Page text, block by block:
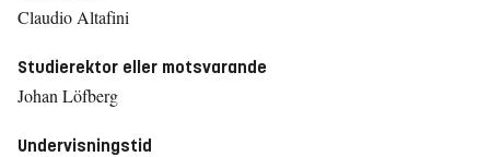
Claudio Altafini
Studierektor eller motsvarande
Johan Löfberg
Undervisningstid